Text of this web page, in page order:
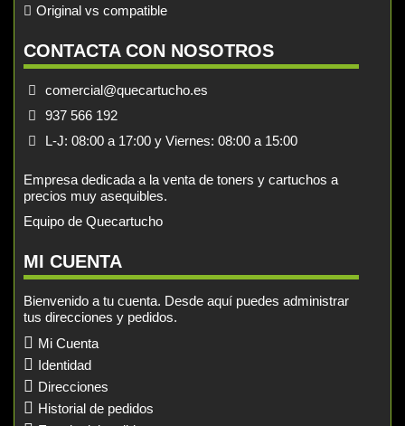
Original vs compatible
CONTACTA CON NOSOTROS
comercial@quecartucho.es
937 566 192
L-J: 08:00 a 17:00 y Viernes: 08:00 a 15:00
Empresa dedicada a la venta de toners y cartuchos a
precios muy asequibles.
Equipo de Quecartucho
MI CUENTA
Bienvenido a tu cuenta. Desde aquí puedes administrar
tus direcciones y pedidos.
Mi Cuenta
Identidad
Direcciones
Historial de pedidos